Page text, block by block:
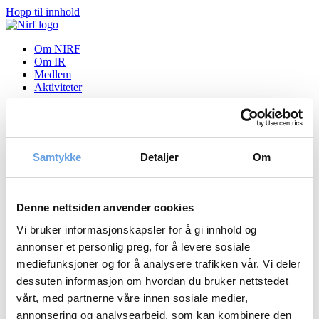
Samtykke Detaljer Om
Denne nettsiden anvender cookies
Vi bruker informasjonskapsler for å gi innhold og
annonser et personlig preg, for å levere sosiale
mediefunksjoner og for å analysere trafikken vår. Vi deler
dessuten informasjon om hvordan du bruker nettstedet
vårt, med partnerne våre innen sosiale medier,
annonsering og analysearbeid, som kan kombinere den
Hopp til innhold
Om NIRF
Om IR
Medlem
Aktiviteter
NIRF medlemsmøte om MAR
og listeføringsverktøy 19.
november 2019
Nyheter
Tilbake til nyheter
NIRF medlemsmøte om MAR og listeføringsverktøy
19. november 2019